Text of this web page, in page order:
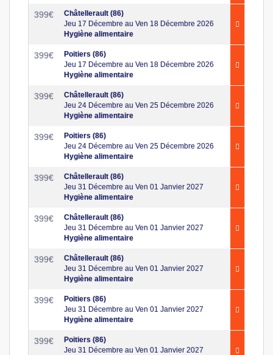
399€
Châtellerault (86)
Jeu 17 Décembre au Ven 18 Décembre 2026
Hygiène alimentaire
399€
Poitiers (86)
Jeu 17 Décembre au Ven 18 Décembre 2026
Hygiène alimentaire
399€
Châtellerault (86)
Jeu 24 Décembre au Ven 25 Décembre 2026
Hygiène alimentaire
399€
Poitiers (86)
Jeu 24 Décembre au Ven 25 Décembre 2026
Hygiène alimentaire
399€
Châtellerault (86)
Jeu 31 Décembre au Ven 01 Janvier 2027
Hygiène alimentaire
399€
Châtellerault (86)
Jeu 31 Décembre au Ven 01 Janvier 2027
Hygiène alimentaire
399€
Châtellerault (86)
Jeu 31 Décembre au Ven 01 Janvier 2027
Hygiène alimentaire
399€
Poitiers (86)
Jeu 31 Décembre au Ven 01 Janvier 2027
Hygiène alimentaire
399€
Poitiers (86)
Jeu 31 Décembre au Ven 01 Janvier 2027